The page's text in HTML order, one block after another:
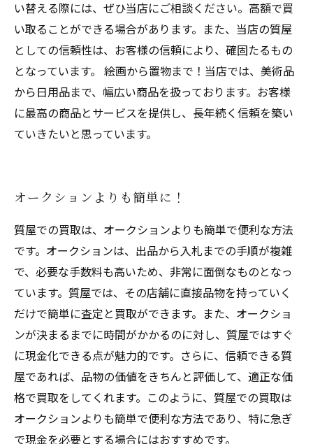
い替える際には、ぜひ当店にご相談ください。高額で買
い取ることができる場合があります。また、当店の質屋
としての信頼性は、お客様の信頼により、確固たるもの
となっています。 絵画から置物まで！当店では、美術品
から日用品まで、幅広い商品を扱っております。お客様
に最高の商品とサービスを提供し、長年続く信頼を築い
ていきたいと思っています。
オークションよりも簡単に！
質屋での買取は、オークションよりも簡単で便利な方法
です。オークションは、出品から入札までの手順が複雑
で、必要な手数料も高いため、非常に面倒なものとなっ
ています。質屋では、その店舗に直接品物を持っていく
だけで簡単に査定と買取ができます。また、オークショ
ンが決まるまでに時間がかかるのに対し、質屋ではすぐ
に現金化できる点が魅力的です。さらに、信頼できる質
屋であれば、品物の価値をきちんと評価して、適正な価
格で買取をしてくれます。このように、質屋での買取は
オークションよりも簡単で便利な方法であり、特に急ぎ
で現金を必要とする場合にはおすすめです。